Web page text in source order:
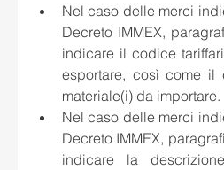
Nel caso delle merci
Decreto IMMEX,
indicare il codice
esportare, così come il
materiale(i) da importare.
Nel caso delle merci
Decreto IMMEX,
indicare la